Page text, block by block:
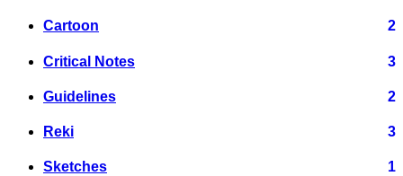
Cartoon 2
Critical Notes 3
Guidelines 2
Reki 3
Sketches 1